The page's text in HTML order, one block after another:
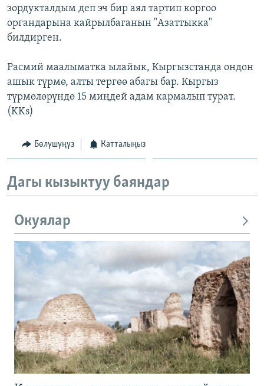
зордукталдым деп эч бир аял тартип коргоо
органдарына кайрылбаганын "Азаттыкка"
билдирген.
Расмий маалыматка ылайык, Кыргызстанда ондон
ашык түрмө, алты тергөө абагы бар. Кыргыз
түрмөлөрүндө 15 миңдей адам кармалып турат.
(KKs)
Бөлүшүңүз Катталыңыз
Дагы кызыктуу баяндар
Окуялар